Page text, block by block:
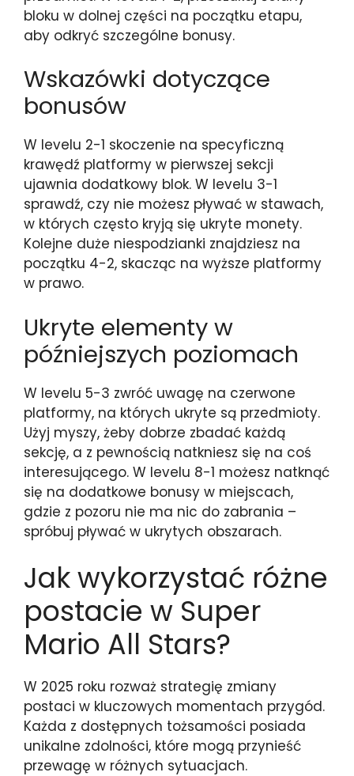
bloku w dolnej części na początku etapu,
aby odkryć szczególne bonusy.
Wskazówki dotyczące
bonusów
W levelu 2-1 skoczenie na specyficzną
krawędź platformy w pierwszej sekcji
ujawnia dodatkowy blok. W levelu 3-1
sprawdź, czy nie możesz pływać w stawach,
w których często kryją się ukryte monety.
Kolejne duże niespodzianki znajdziesz na
początku 4-2, skacząc na wyższe platformy
w prawo.
Ukryte elementy w
późniejszych poziomach
W levelu 5-3 zwróć uwagę na czerwone
platformy, na których ukryte są przedmioty.
Użyj myszy, żeby dobrze zbadać każdą
sekcję, a z pewnością natkniesz się na coś
interesującego. W levelu 8-1 możesz natknąć
się na dodatkowe bonusy w miejscach,
gdzie z pozoru nie ma nic do zabrania –
spróbuj pływać w ukrytych obszarach.
Jak wykorzystać różne
postacie w Super
Mario All Stars?
W 2025 roku rozważ strategię zmiany
postaci w kluczowych momentach przygód.
Każda z dostępnych tożsamości posiada
unikalne zdolności, które mogą przynieść
przewagę w różnych sytuacjach.